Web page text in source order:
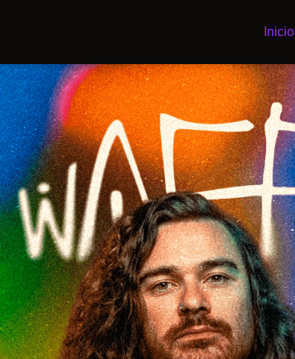
Inicio